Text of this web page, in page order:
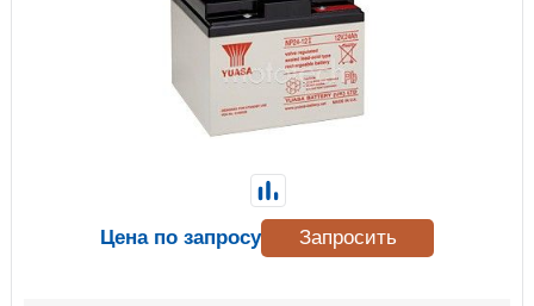
Цена по запросу Запросить